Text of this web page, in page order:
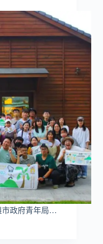
市政府青年局…